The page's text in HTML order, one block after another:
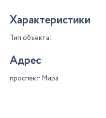
Характеристики
Тип объекта:
Адрес
проспект Мира